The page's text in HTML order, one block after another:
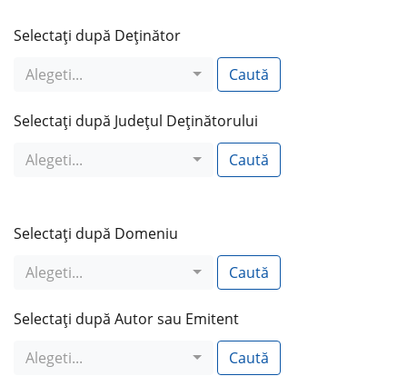
Selectaţi după Deţinător
Alegeti...
Caută
Selectaţi după Judeţul Deţinătorului
Alegeti...
Caută
Selectaţi după Domeniu
Alegeti...
Caută
Selectaţi după Autor sau Emitent
Alegeti...
Caută